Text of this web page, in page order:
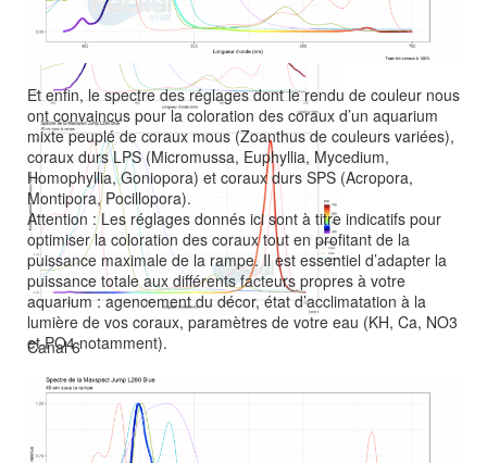
Canal 5
Canal 6
Et enfin, le spectre des réglages dont le rendu de couleur nous
ont convaincus pour la coloration des coraux d’un aquarium
mixte peuplé de coraux mous (Zoanthus de couleurs variées),
coraux durs LPS (Micromussa, Euphyllia, Mycedium,
Homophyllia, Goniopora) et coraux durs SPS (Acropora,
Montipora, Pocillopora).
Attention : Les réglages donnés ici sont à titre indicatifs pour
optimiser la coloration des coraux tout en profitant de la
puissance maximale de la rampe. Il est essentiel d’adapter la
puissance totale aux différents facteurs propres à votre
aquarium : agencement du décor, état d’acclimatation à la
lumière de vos coraux, paramètres de votre eau (KH, Ca, NO3
et PO4 notamment).